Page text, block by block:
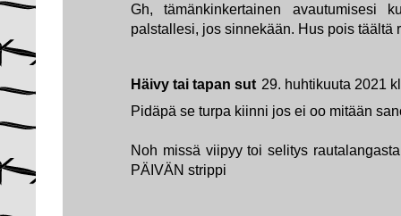
Gh, tämänkinkertainen avautumisesi
palstallesi, jos sinnekään. Hus pois täältä
Häivy tai tapan sut 29. huhtikuuta 2021
Pidäpä se turpa kiinni jos ei oo mitään
Noh missä viipyy toi selitys
PÄIVÄN strippi